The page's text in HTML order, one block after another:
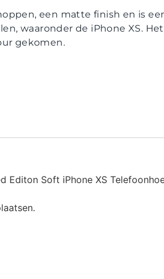
een matte finish en is
waaronder de iPhone XS.
gekomen.
Editon Soft iPhone XS